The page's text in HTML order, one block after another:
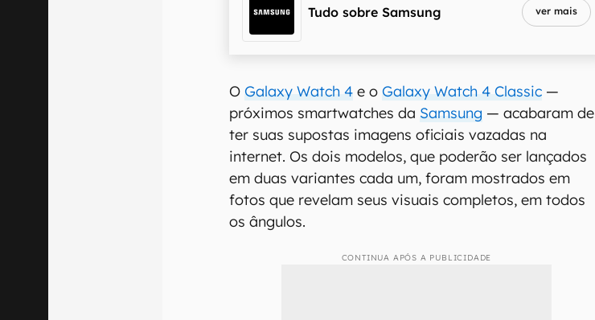
Tudo sobre Samsung ver mais
OGalaxy Watch 4 e oGalaxy Watch 4 Classic —
próximos smartwatches da Samsung — acabaram de
ter suas supostas imagens oficiais vazadas na
internet. Os dois modelos, que poderão ser lançados
em duas variantes cada um, foram mostrados em
fotos que revelam seus visuais completos, em todos
os ângulos.
CONTINUA APÓS A PUBLICIDADE